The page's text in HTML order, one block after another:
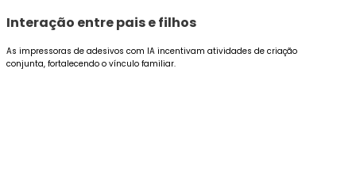
Interação entre pais e filhos
As impressoras de adesivos com IA incentivam atividades de criação
conjunta, fortalecendo o vínculo familiar.